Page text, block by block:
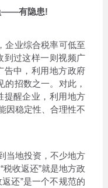
——有隐患!
业综合税率可低至
到过这样一则视频广
告中，利用地方政府
的招数之一。对此，
提醒企业，利用地方
因稳定性、合理性不
地投资，不少地方
收返还”就是地方政
返还”是一个不规范的